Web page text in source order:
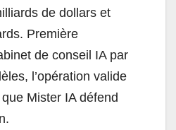
de dollars et
Première
de conseil IA par
l’opération valide
Mister IA défend